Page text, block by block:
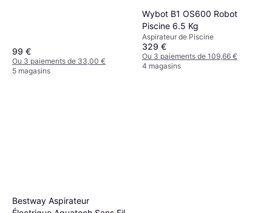
99 €
Ou 3 paiements de 33,00 €
5 magasins
Wybot B1 OS600 Robot
Piscine 6.5 Kg
Aspirateur de Piscine
329 €
Ou 3 paiements de 109,66 €
4 magasins
Bestway Aspirateur